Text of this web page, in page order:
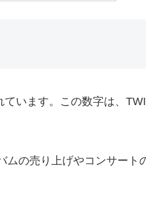
ています。この数字は、
の売り上げやコンサート